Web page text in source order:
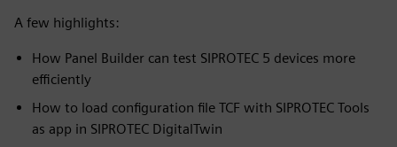
A few highlights:
How Panel Builder can test SIPROTEC 5 devices more
efficiently
How to load configuration file TCF with SIPROTEC Tools
as app in SIPROTEC DigitalTwin